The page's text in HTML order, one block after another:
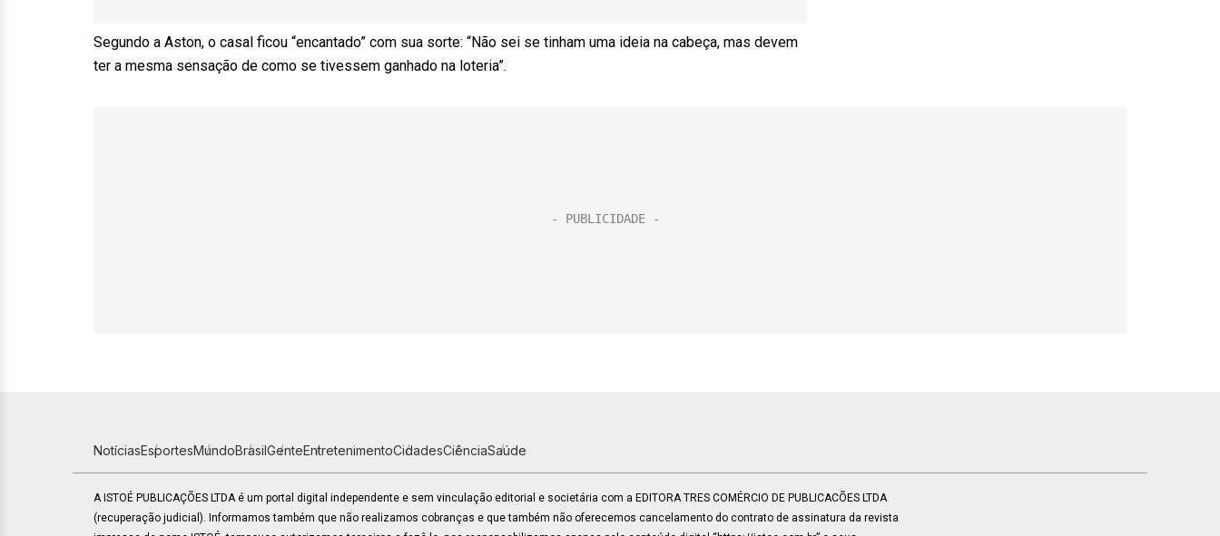
Segundo a Aston, o casal ficou “encantado” com sua sorte: “Não sei se tinham uma ideia na cabeça, mas devem
ter a mesma sensação de como se tivessem ganhado na loteria”.
NotíciasEsportesMundoBrasilGenteEntretenimentoCidadesCiênciaSaúde
A ISTOÉ PUBLICAÇÕES LTDA é um portal digital independente e sem vinculação editorial e societária com a EDITORA TRES COMÉRCIO DE PUBLICACÕES LTDA
(recuperação judicial). Informamos também que não realizamos cobranças e que também não oferecemos cancelamento do contrato de assinatura da revista